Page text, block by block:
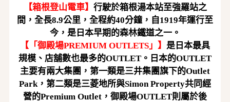
【箱根登山電車】 行駛於箱根湯本站至強羅站之
間，全長8.9公里，全程約40分鐘，自1919年運行至
今，是日本早期的森林鐵道之一。
【 「御殿場PREMIUM OUTLETS」 】 是日本最具
規模、店舖數也最多的OUTLET。 日本的OUTLET
主要有兩大集團，第一類是三井集團旗下的Outlet
Park，第二類是三菱地所與Simon Property共同經
營的Premium Outlet，御殿場OUTLET則屬於後